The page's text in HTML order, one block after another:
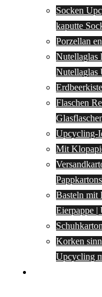
Socken
kaputte
Porzellan
Nutellaglas
Nutellaglas
Flaschen
Upcycling-
Mit
Pappkartons
Basteln mit
Eierpappe
Korken
Upcycling